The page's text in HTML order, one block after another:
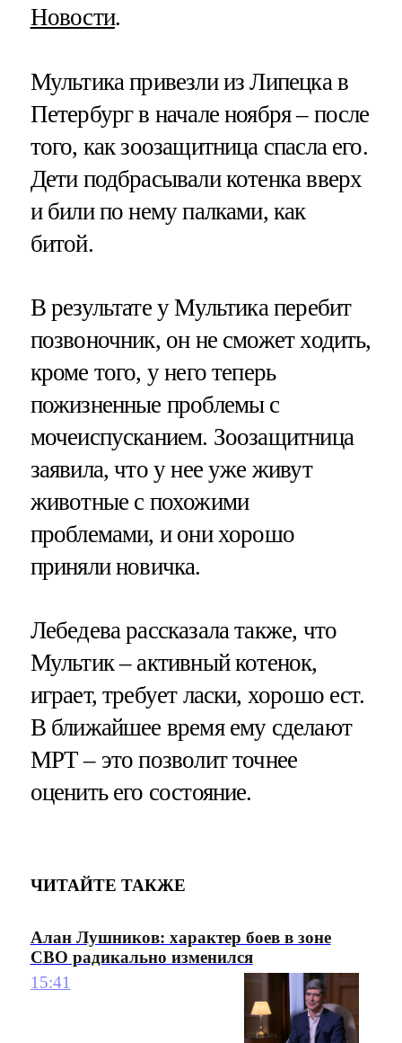
Новости.
Мультика привезли из Липецка в
Петербург в начале ноября – после
того, как зоозащитница спасла его.
Дети подбрасывали котенка вверх
и били по нему палками, как
битой.
В результате у Мультика перебит
позвоночник, он не сможет ходить,
кроме того, у него теперь
пожизненные проблемы с
мочеиспусканием. Зоозащитница
заявила, что у нее уже живут
животные с похожими
проблемами, и они хорошо
приняли новичка.
Лебедева рассказала также, что
Мультик – активный котенок,
играет, требует ласки, хорошо ест.
В ближайшее время ему сделают
МРТ – это позволит точнее
оценить его состояние.
ЧИТАЙТЕ ТАКЖЕ
Алан Лушников: характер боев в зоне
СВО радикально изменился
15:41